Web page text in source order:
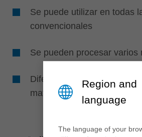
Se puede utilizar en todas
convencionales
Se pueden procesar varios
Diferentes combinaciones
materiales de corte posibles
Region and
language
The language of your